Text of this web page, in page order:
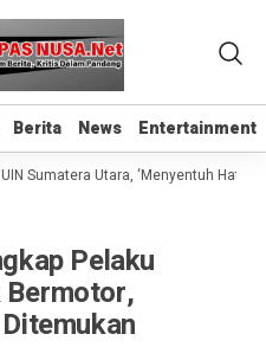
Berita News Entertainment
Berita News Entertainment
Utara, ‘Menyentuh Hati
Pelaku
Bermotor,